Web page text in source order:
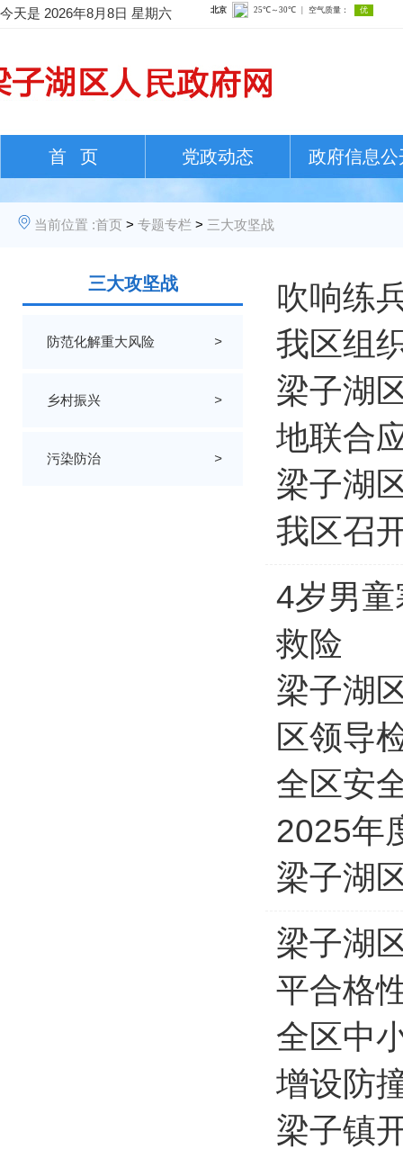
今天是 2026年8月8日 星期六
首 页 党政动态 政府信息公
当前位置 :首页 > 专题专栏 > 三大攻坚战
三大攻坚战
防范化解重大风险 >
乡村振兴 >
污染防治 >
吹响练
我区组
梁子湖
地联合
梁子湖
我区召
4岁男
救险
梁子湖
区领导
全区安
2025年
梁子湖
梁子湖
平合格
全区中
增设防
梁子镇